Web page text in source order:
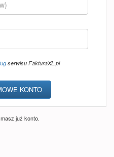
serwisu FakturaXL.pl
już konto.